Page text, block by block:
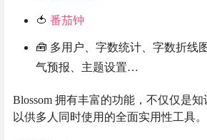
🍅 番茄钟
🧰 多用户、字数统计、字数折线
气预报、主题设置…
Blossom 拥有丰富的功能，不仅仅是
以供多人同时使用的全面实用性工具。